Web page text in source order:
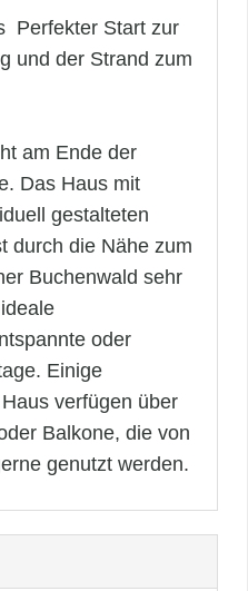
Perfekter Start zur
und der Strand zum
am Ende der
Das Haus mit
gestalteten
durch die Nähe zum
Buchenwald sehr
oder
Einige
verfügen über
Balkone, die von
genutzt werden.